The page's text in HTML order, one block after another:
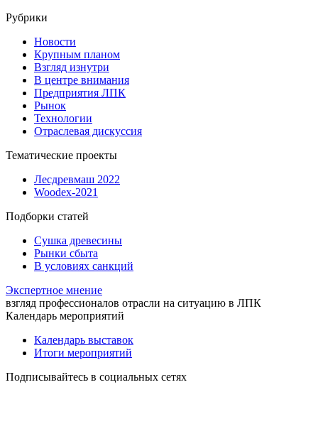
Рубрики
Новости
Крупным планом
Взгляд изнутри
В центре внимания
Предприятия ЛПК
Рынок
Технологии
Отраслевая дискуссия
Тематические проекты
Лесдревмаш 2022
Woodex-2021
Подборки статей
Сушка древесины
Рынки сбыта
В условиях санкций
Экспертное мнение
взгляд профессионалов отрасли на ситуацию в ЛПК
Календарь мероприятий
Календарь выставок
Итоги мероприятий
Подписывайтесь в социальных сетях